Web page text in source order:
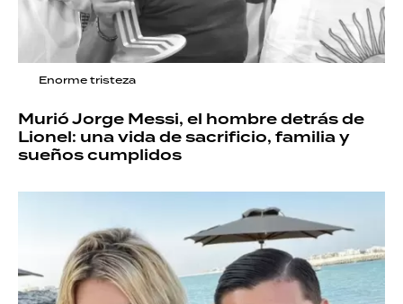
Enorme tristeza
Murió Jorge Messi, el hombre detrás de
Lionel: una vida de sacrificio, familia y
sueños cumplidos